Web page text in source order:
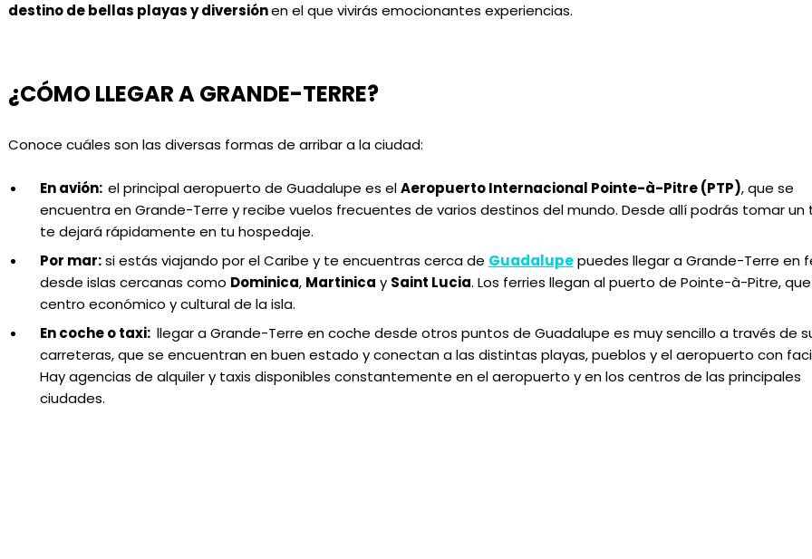
destino de bellas playas y diversiónen el que vivirás emocionantes experiencias.
¿CÓMO LLEGAR A GRANDE-TERRE?
Conoce cuáles son las diversas formas de arribar a la ciudad:
En avión: el principal aeropuerto de Guadalupe es elAeropuerto Internacional Pointe-à-Pitre (PTP), que se
encuentra en Grande-Terre y recibe vuelos frecuentes de varios destinos del mundo. Desde allí podrás tomar un
te dejará rápidamente en tu hospedaje.
Por mar:si estás viajando por el Caribe y te encuentras cerca de Guadalupepuedes llegar a Grande-Terre en
desde islas cercanas como Dominica, Martinica y Saint Lucia. Los ferries llegan al puerto de Pointe-à-Pitre,
centro económico y cultural de la isla.
En coche o taxi: llegar a Grande-Terre en coche desde otros puntos de Guadalupe es muy sencillo a través de
carreteras, que se encuentran en buen estado y conectan a las distintas playas, pueblos y el aeropuerto con
Hay agencias de alquiler y taxis disponibles constantemente en el aeropuerto y en los centros de las principales
ciudades.